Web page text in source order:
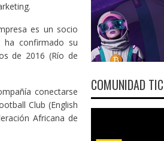
es un socio
ha confirmado su
de 2016 (Río de
conectarse
Club (English
Africana de
COMUNIDAD TIC